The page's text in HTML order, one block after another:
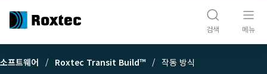
검색 메뉴
소프트웨어 Roxtec Transit Build™ 작동 방식